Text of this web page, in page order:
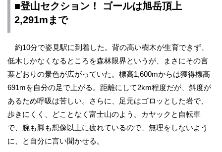
■登山セクション！ ゴールは旭岳頂上
2,291mまで
約10分で姿見駅に到着した。背の高い樹木が生育できず、
低木しかなくなるところを森林限界というが、まさにその言
葉どおりの景色が広がっていた。標高1,600mからは獲得標高
691mを自分の足で上がる。距離にして2km程度だが、斜度が
あるため呼吸は苦しい。さらに、足元はゴロッとした岩で、
歩きにくく、どことなく富士山のよう。カヤックと自転車
で、腕も脚も想像以上に疲れているので、無理をしないよう
に、と自分に言い聞かせる。